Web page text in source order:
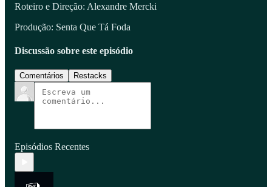
Roteiro e Direção: Alexandre Mercki
Produção: Senta Que Tá Foda
Discussão sobre este episódio
Comentários Restacks
Episódios Recentes